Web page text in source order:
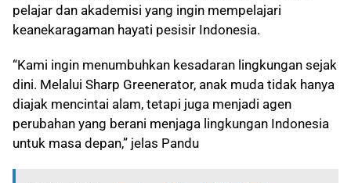
pelajar dan akademisi yang ingin mempelajari
keanekaragaman hayati pesisir Indonesia.
“Kami ingin menumbuhkan kesadaran lingkungan sejak
dini. Melalui Sharp Greenerator, anak muda tidak hanya
diajak mencintai alam, tetapi juga menjadi agen
perubahan yang berani menjaga lingkungan Indonesia
untuk masa depan,” jelas Pandu